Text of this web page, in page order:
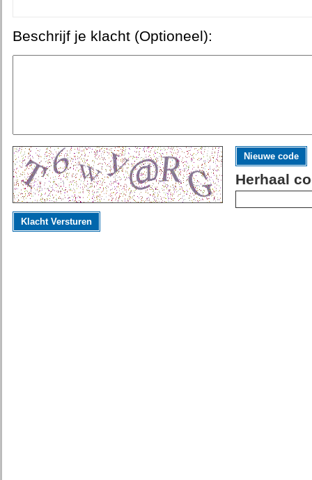
Beschrijf je klacht (Optioneel):
Nieuwe code
Herhaal
Klacht Versturen